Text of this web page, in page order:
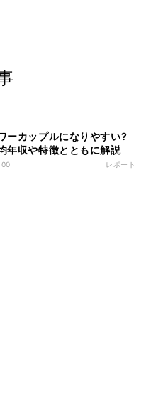
ーカップルになりやすい?
年収や特徴とともに解説
レポート